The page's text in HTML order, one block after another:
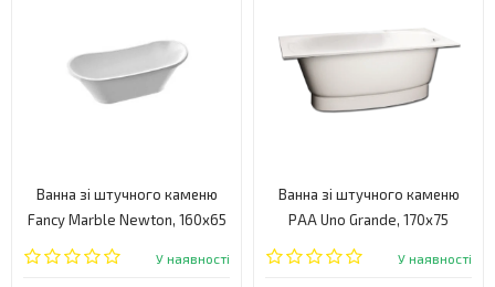
Ванна зі штучного каменю
Fancy Marble Newton, 160x65
(90160001)
У наявності
Ванна зі штучного каменю
PAA Uno Grande, 170x75
(VAUNOGR/00+PAUNOGRM/00)
У наявності